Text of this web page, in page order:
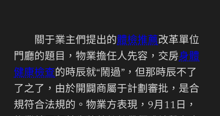
關于業主們提出的體檢推薦改革單位
門廳的題目，物業擔任人先容，交房身體
健康檢查的時辰就“鬧過”，但那時辰不了
了之了，由於開闢商屬于計劃審批，是合
規符合法規的。物業方表現，9月11日，